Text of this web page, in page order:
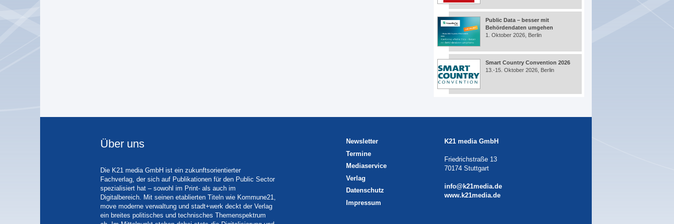
Public Data – besser mit
Behördendaten umgehen
1. Oktober 2026, Berlin
Smart Country Convention 2026
13.-15. Oktober 2026, Berlin
Über uns
Die K21 media GmbH ist ein zukunftsorientierter
Fachverlag, der sich auf Publikationen für den Public Sector
spezialisiert hat – sowohl im Print- als auch im
Digitalbereich. Mit seinen etablierten Titeln wie Kommune21,
move moderne verwaltung und stadt+werk deckt der Verlag
ein breites politisches und technisches Themenspektrum
Newsletter
Termine
Mediaservice
Verlag
Datenschutz
Impressum
K21 media GmbH
Friedrichstraße 13
70174 Stuttgart
info@k21media.de
www.k21media.de